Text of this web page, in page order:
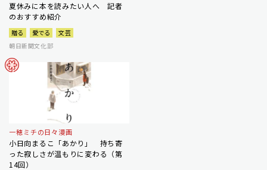
夏休みに本を読みたい人へ 記者
のおすすめ紹介
贈る 愛でる
文芸
朝日新聞文化部
一穂ミチの日々漫画
小日向まるこ「あかり」 持ち寄
った寂しさが温もりに変わる（第
14回）